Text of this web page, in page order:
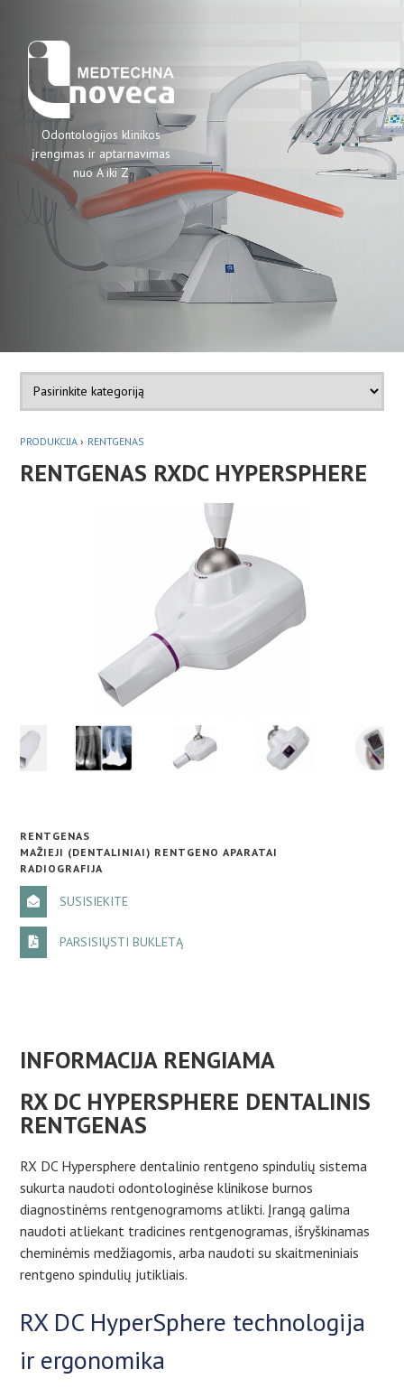
Odontologijos klinikos
įrengimas ir aptarnavimas
nuo A iki Z
PRODUKCIJA › RENTGENAS
RENTGENAS RXDC HYPERSPHERE
RENTGENAS
MAŽIEJI (DENTALINIAI) RENTGENO APARATAI
RADIOGRAFIJA
SUSISIEKITE
PARSISIŲSTI BUKLETĄ
INFORMACIJA RENGIAMA
RX DC HYPERSPHERE DENTALINIS
RENTGENAS
RX DC Hypersphere dentalinio rentgeno spindulių sistema
sukurta naudoti odontologinėse klinikose burnos
diagnostinėms rentgenogramoms atlikti. Įrangą galima
naudoti atliekant tradicines rentgenogramas, išryškinamas
cheminėmis medžiagomis, arba naudoti su skaitmeniniais
rentgeno spindulių jutikliais.
RX DC HyperSphere technologija
ir ergonomika